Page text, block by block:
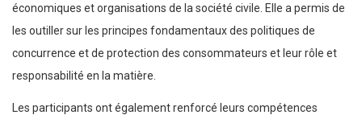
économiques et organisations de la société civile. Elle a permis de
les outiller sur les principes fondamentaux des politiques de
concurrence et de protection des consommateurs et leur rôle et
responsabilité en la matière.
Les participants ont également renforcé leurs compétences